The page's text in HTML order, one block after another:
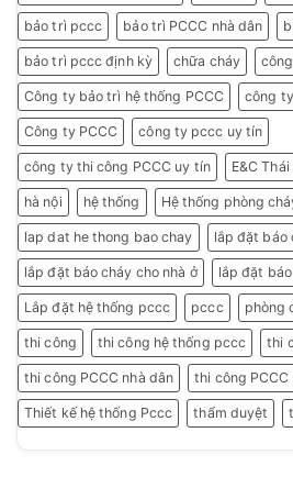
bảo trì pccc bảo trì PCCC nhà dân
bảo trì pccc định kỳ chữa cháy
Công ty bảo trì hệ thống PCCC công
Công ty PCCC công ty pccc uy tín
công ty thi công PCCC uy tín E&C
hà nội hệ thống Hệ thống phòng
lap dat he thong bao chay lắp đặt báo
lắp đặt báo cháy cho nhà ở lắp đặt
Lắp đặt hệ thống pccc pccc phòng
thi công thi công hệ thống pccc thi
thi công PCCC nhà dân thi công PCCC
Thiết kế hệ thống Pccc thẩm duyệt